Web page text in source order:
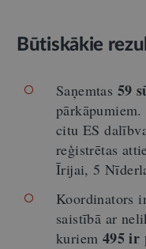
Būtiskākie
Saņemtas 59
citu ES
reģistrētas
Īrijai, 5
Koordinators
saistībā ar
kuriem 495 ir